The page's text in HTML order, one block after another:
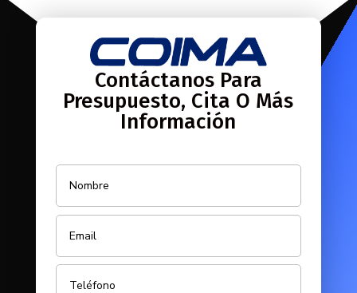
Contáctanos Para
Presupuesto, Cita O Más
Información